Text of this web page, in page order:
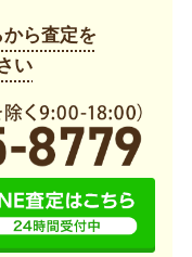
ら査定を
い